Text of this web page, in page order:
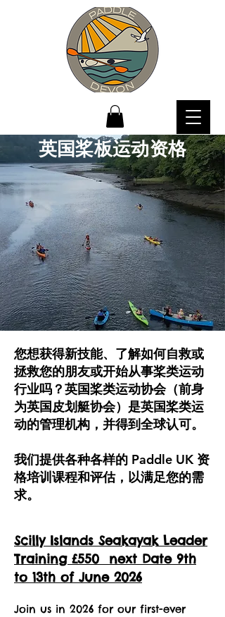
英国桨板运动资格
您想获得新技能、了解如何自救或
拯救您的朋友或开始从事桨类运动
行业吗？英国桨类运动协会（前身
为英国皮划艇协会）是英国桨类运
动的管理机构，并得到全球认可。
我们提供各种各样的 Paddle UK 资
格培训课程和评估，以满足您的需
求。
Scilly Islands Seakayak Leader
Training £550 next Date 9th
to 13th of June 2026
Join us in 2026 for our first-ever